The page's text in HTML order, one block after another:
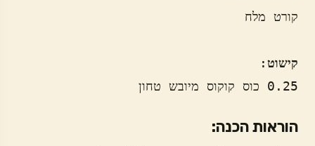
קישוט
0.25 כוס קוקוס מיובש טחון
הוראות הכנה: